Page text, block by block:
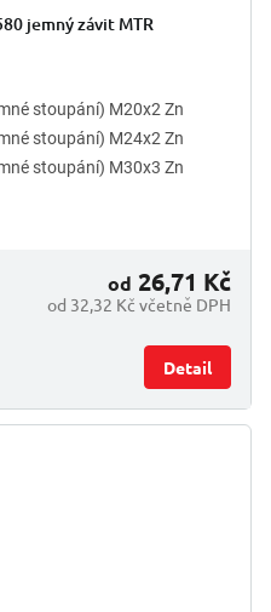
jemný závit MTR
stoupání) M20x2 Zn
stoupání) M24x2 Zn
stoupání) M30x3 Zn
od 32,32 Kč včetně DPH
od 26,71 Kč
Detail